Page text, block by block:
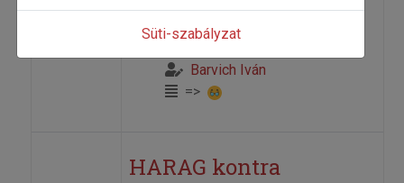
2009
Barvich Iván
=>
HARAG kontra
Süti-szabályzat